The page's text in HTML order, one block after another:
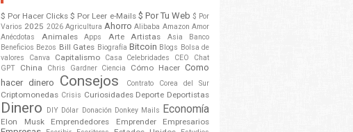
$ Por Hacer Clicks $ Por Leer e-Mails $ Por Tu Web $ Por
Varios 2025 2026 Agricultura Ahorro Alibaba Amazon Amor
Anécdotas
Animales Apps Arte Artistas Asia
Banco
Beneficios Bezos Bill Gates Biografía Bitcoin Blogs Bolsa de
valores
Canva Capitalismo Casa Celebridades CEO
Chat
GPT
China Chris Gardner Ciencia Cómo Hacer Como
hacer dinero
Consejos Contrato Corea del Sur
Criptomonedas Crisis Curiosidades Deporte Deportistas
Dinero DIY Dólar Donación Donkey Mails Economía
Elon Musk Emprendedores Emprender Empresarios